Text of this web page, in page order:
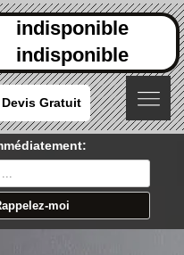
indisponible
indisponible
Devis Gratuit